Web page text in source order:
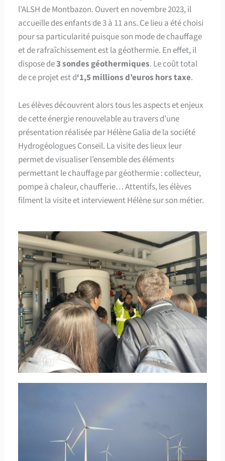
l’ALSH de Montbazon. Ouvert en novembre 2023, il
accueille des enfants de 3 à 11 ans. Ce lieu a été choisi
pour sa particularité puisque son mode de chauffage
et de rafraîchissement est la géothermie. En effet, il
dispose de3 sondes géothermiques. Le coût total
de ce projet est d‘1,5 millions d’euros hors taxe.
Les élèves découvrent alors tous les aspects et enjeux
de cette énergie renouvelable au travers d’une
présentation réalisée par Hélène Galia de la société
Hydrogéologues Conseil. La visite des lieux leur
permet de visualiser l’ensemble des éléments
permettant le chauffage par géothermie : collecteur,
pompe à chaleur, chaufferie… Attentifs, les élèves
filment la visite et interviewent Hélène sur son métier.